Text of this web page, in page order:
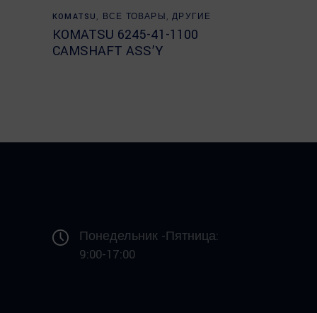
Read more
KOMATSU , ВСЕ ТОВАРЫ ,ДРУГИЕ
KOMATSU 6245-41-1100
CAMSHAFT ASS’Y
Понедельник -Пятница:
9:00-17:00